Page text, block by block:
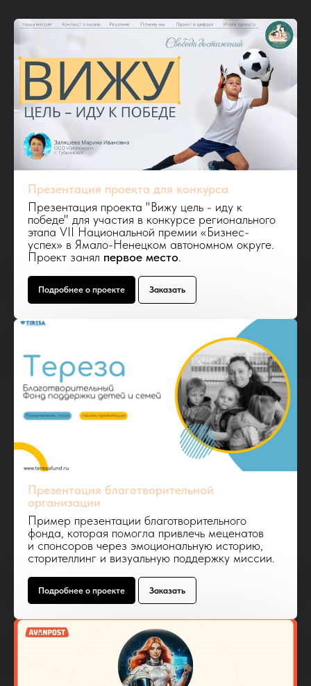
Презентация проекта для конкурса
Презентация проекта "Вижу цель - иду к
победе" для участия в конкурсе регионального
этапа VII Национальной премии «Бизнес-
успех» в Ямало-Ненецком автономном округе.
Проект занял первое место.
Подробнее о проекте Заказать
Презентация благотворительной
организации
Пример презентации благотворительного
фонда, которая помогла привлечь меценатов
и спонсоров через эмоциональную историю,
сторителлинг и визуальную поддержку миссии.
Подробнее о проекте Заказать